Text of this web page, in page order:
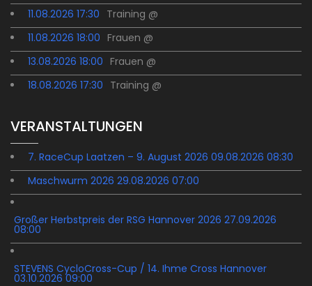
11.08.2026 17:30 Training @
11.08.2026 18:00 Frauen @
13.08.2026 18:00 Frauen @
18.08.2026 17:30 Training @
VERANSTALTUNGEN
7. RaceCup Laatzen – 9. August 2026 09.08.2026 08:30
Maschwurm 2026 29.08.2026 07:00
Großer Herbstpreis der RSG Hannover 2026 27.09.2026
08:00
STEVENS CycloCross-Cup / 14. Ihme Cross Hannover
03.10.2026 09:00